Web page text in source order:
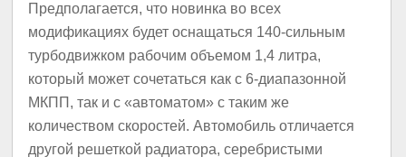
Предполагается, что новинка во всех
модификациях будет оснащаться 140-сильным
турбодвижком рабочим объемом 1,4 литра,
который может сочетаться как с 6-диапазонной
МКПП, так и с «автоматом» с таким же
количеством скоростей. Автомобиль отличается
другой решеткой радиатора, серебристыми